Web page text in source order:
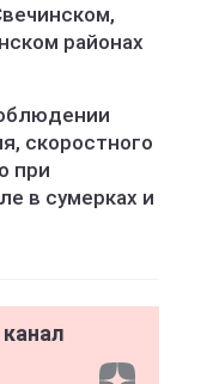
районах
скоростного
при
в сумерках и